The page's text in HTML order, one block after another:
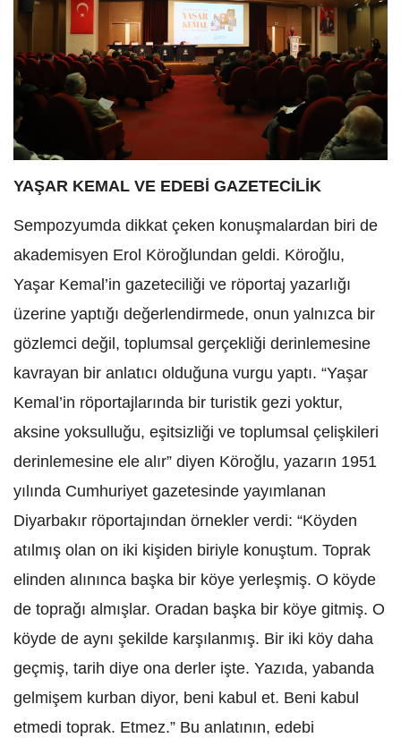
YAŞAR KEMAL VE EDEBİ GAZETECİLİK
Sempozyumda dikkat çeken konuşmalardan biri de
akademisyen Erol Köroğlundan geldi. Köroğlu,
Yaşar Kemal’in gazeteciliği ve röportaj yazarlığı
üzerine yaptığı değerlendirmede, onun yalnızca bir
gözlemci değil, toplumsal gerçekliği derinlemesine
kavrayan bir anlatıcı olduğuna vurgu yaptı. “Yaşar
Kemal’in röportajlarında bir turistik gezi yoktur,
aksine yoksulluğu, eşitsizliği ve toplumsal çelişkileri
derinlemesine ele alır” diyen Köroğlu, yazarın 1951
yılında Cumhuriyet gazetesinde yayımlanan
Diyarbakır röportajından örnekler verdi: “Köyden
atılmış olan on iki kişiden biriyle konuştum. Toprak
elinden alınınca başka bir köye yerleşmiş. O köyde
de toprağı almışlar. Oradan başka bir köye gitmiş. O
köyde de aynı şekilde karşılanmış. Bir iki köy daha
geçmiş, tarih diye ona derler işte. Yazıda, yabanda
gelmişem kurban diyor, beni kabul et. Beni kabul
etmedi toprak. Etmez.” Bu anlatının, edebi